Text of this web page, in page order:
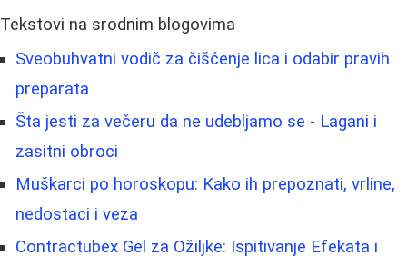
Tekstovi na srodnim blogovima
Sveobuhvatni vodič za čišćenje lica i odabir pravih
preparata
Šta jesti za večeru da ne udebljamo se - Lagani i
zasitni obroci
Muškarci po horoskopu: Kako ih prepoznati, vrline,
nedostaci i veza
Contractubex Gel za Ožiljke: Ispitivanje Efekata i